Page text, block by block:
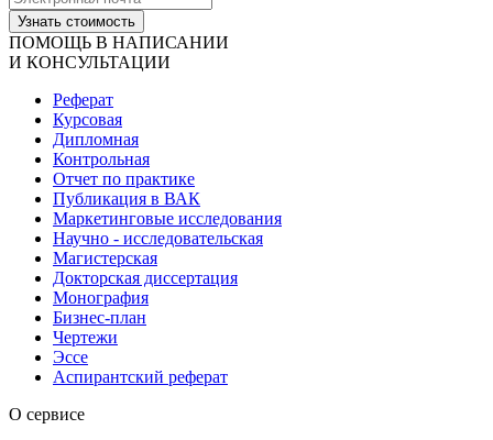
ПОМОЩЬ В НАПИСАНИИ
И КОНСУЛЬТАЦИИ
Реферат
Курсовая
Дипломная
Контрольная
Отчет по практике
Публикация в ВАК
Маркетинговые исследования
Научно - исследовательская
Магистерская
Докторская диссертация
Монография
Бизнес-план
Чертежи
Эссе
Аспирантский реферат
О сервисе